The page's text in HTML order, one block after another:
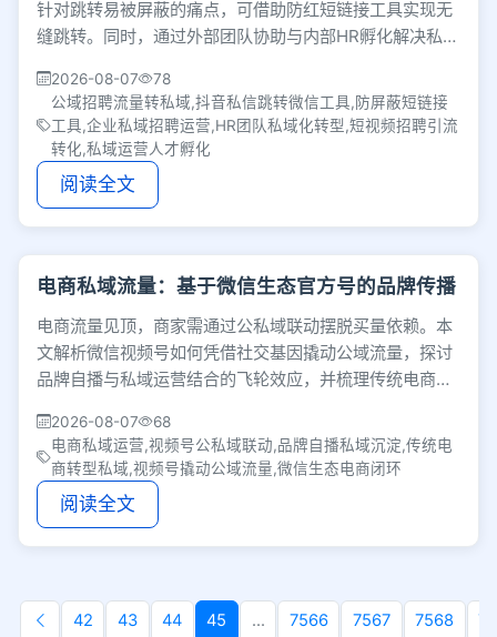
针对跳转易被屏蔽的痛点，可借助防红短链接工具实现无
缝跳转。同时，通过外部团队协助与内部HR孵化解决私域
2026-08-07
78
公域招聘流量转私域,抖音私信跳转微信工具,防屏蔽短链接
工具,企业私域招聘运营,HR团队私域化转型,短视频招聘引流
转化,私域运营人才孵化
阅读全文
电商私域流量：基于微信生态官方号的品牌传播
电商流量见顶，商家需通过公私域联动摆脱买量依赖。本
文解析微信视频号如何凭借社交基因撬动公域流量，探讨
品牌自播与私域运营结合的飞轮效应，并梳理传统电商转
2026-08-07
68
电商私域运营,视频号公私域联动,品牌自播私域沉淀,传统电
商转型私域,视频号撬动公域流量,微信生态电商闭环
阅读全文
42 43 44 45 ... 7566 7567 7568